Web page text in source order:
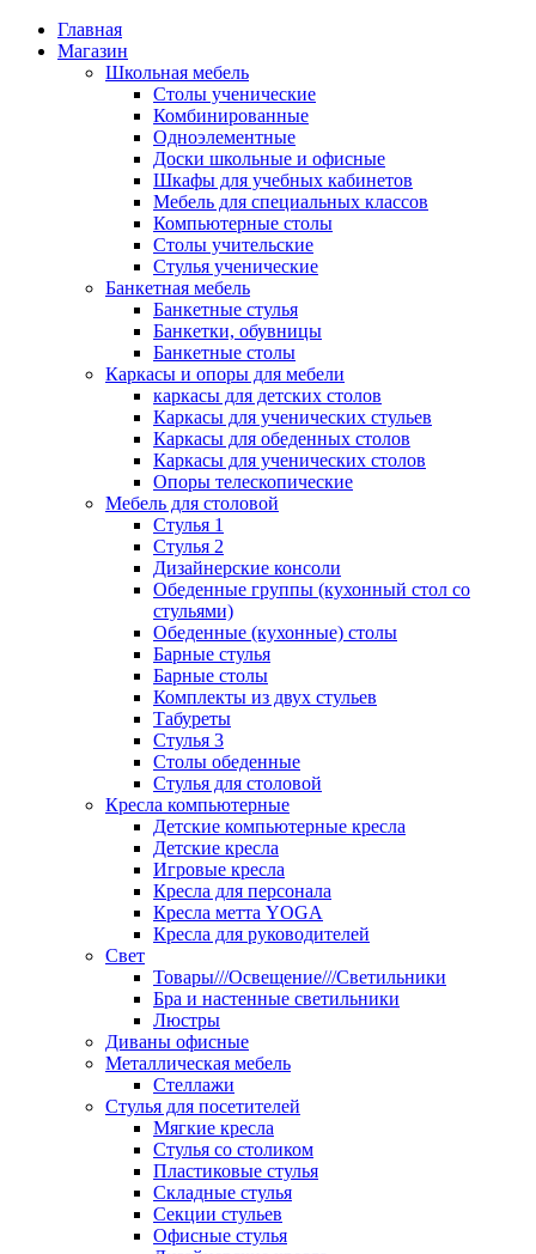
Главная
Магазин
Школьная мебель
Столы ученические
Комбинированные
Одноэлементные
Доски школьные и офисные
Шкафы для учебных кабинетов
Мебель для специальных классов
Компьютерные столы
Столы учительские
Стулья ученические
Банкетная мебель
Банкетные стулья
Банкетки, обувницы
Банкетные столы
Каркасы и опоры для мебели
каркасы для детских столов
Каркасы для ученических стульев
Каркасы для обеденных столов
Каркасы для ученических столов
Опоры телескопические
Мебель для столовой
Стулья 1
Стулья 2
Дизайнерские консоли
Обеденные группы (кухонный стол со
стульями)
Обеденные (кухонные) столы
Барные стулья
Барные столы
Комплекты из двух стульев
Табуреты
Стулья 3
Столы обеденные
Стулья для столовой
Кресла компьютерные
Детские компьютерные кресла
Детские кресла
Игровые кресла
Кресла для персонала
Кресла метта YOGA
Кресла для руководителей
Свет
Товары///Освещение///Светильники
Бра и настенные светильники
Люстры
Диваны офисные
Металлическая мебель
Стеллажи
Стулья для посетителей
Мягкие кресла
Стулья со столиком
Пластиковые стулья
Складные стулья
Секции стульев
Офисные стулья